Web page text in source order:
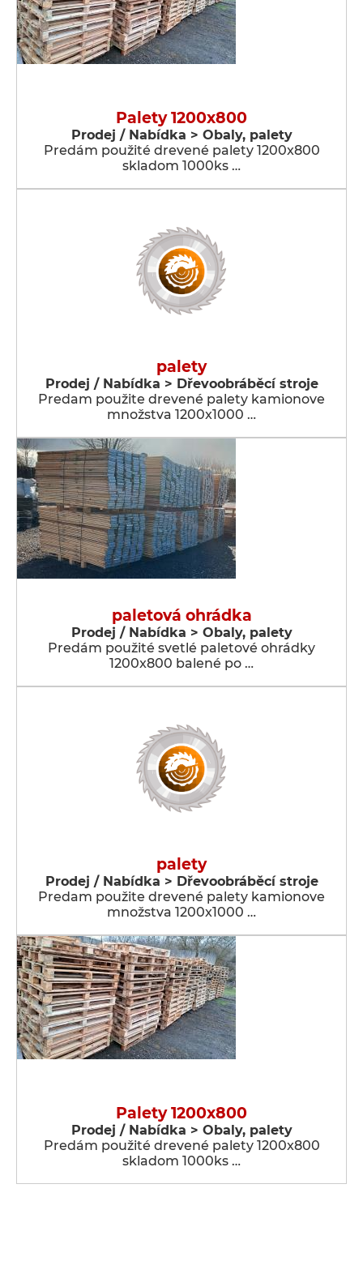
Palety 1200x800
Prodej / Nabídka > Obaly, palety
Predám použité drevené palety 1200x800
skladom 1000ks …
palety
Prodej / Nabídka > Dřevoobráběcí stroje
Predam použite drevené palety kamionove
množstva 1200x1000 …
paletová ohrádka
Prodej / Nabídka > Obaly, palety
Predám použité svetlé paletové ohrádky
1200x800 balené po …
palety
Prodej / Nabídka > Dřevoobráběcí stroje
Predam použite drevené palety kamionove
množstva 1200x1000 …
Palety 1200x800
Prodej / Nabídka > Obaly, palety
Predám použité drevené palety 1200x800
skladom 1000ks …